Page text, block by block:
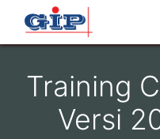
Training
Versi